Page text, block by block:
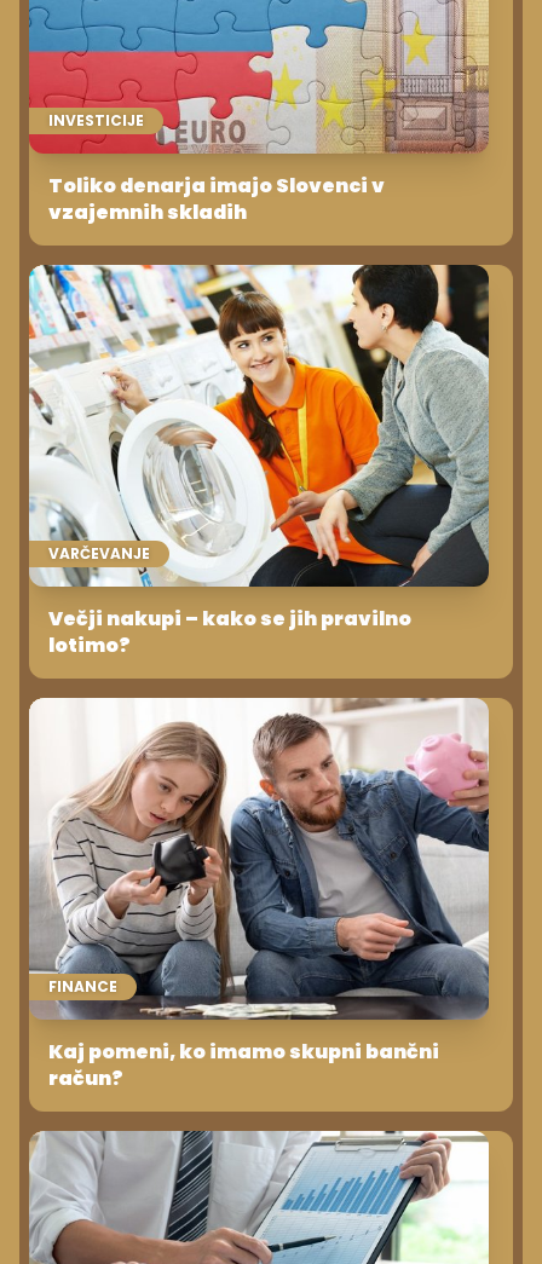
INVESTICIJE
Toliko denarja imajo Slovenci v
vzajemnih skladih
VARČEVANJE
Večji nakupi – kako se jih pravilno
lotimo?
FINANCE
Kaj pomeni, ko imamo skupni bančni
račun?